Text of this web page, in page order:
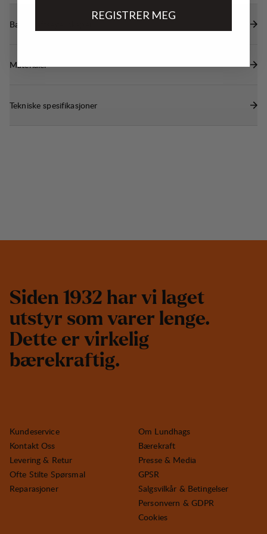
Bærekraftsegenskaper
Materialer
Tekniske spesifikasjoner
Siden 1932 har vi laget
utstyr som varer lenge.
Dette er virkelig
bærekraftig.
Kundeservice
Kontakt Oss
Levering & Retur
Ofte Stilte Spørsmal
Reparasjoner
Om Lundhags
Bærekraft
Presse & Media
GPSR
Salgsvilkår & Betingelser
Personvern & GDPR
Cookies
REGISTRER MEG